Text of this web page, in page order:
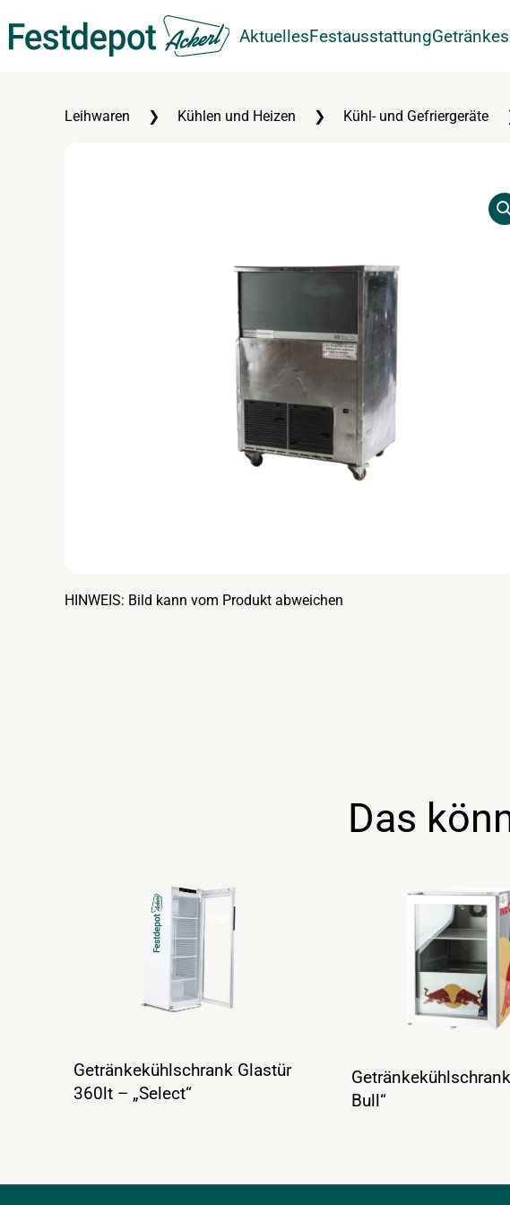
Zum Hauptinhalt springen AktuellesFestausstattung
Leihwaren Kühlen und Heizen Kühl- und Gefriergeräte
HINWEIS: Bild kann vom Produkt abweichen
Das
Getränkekühlschrank Glastür
360lt – „Select“
Bull“